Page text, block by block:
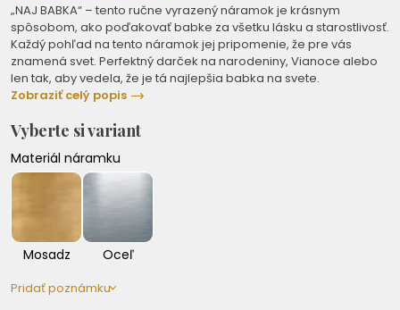
„NAJ BABKA“ – tento ručne vyrazený náramok je krásnym
spôsobom, ako poďakovať babke za všetku lásku a starostlivosť.
Každý pohľad na tento náramok jej pripomenie, že pre vás
znamená svet. Perfektný darček na narodeniny, Vianoce alebo
len tak, aby vedela, že je tá najlepšia babka na svete.
Zobraziť celý popis
Vyberte si variant
Materiál náramku
Mosadz Oceľ
Pridať poznámku